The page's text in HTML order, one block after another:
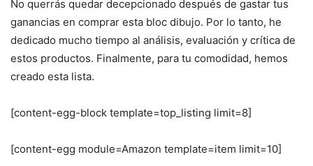
No querrás quedar decepcionado después de gastar tus
ganancias en comprar esta bloc dibujo. Por lo tanto, he
dedicado mucho tiempo al análisis, evaluación y crítica de
estos productos. Finalmente, para tu comodidad, hemos
creado esta lista.
[content-egg-block template=top_listing limit=8]
[content-egg module=Amazon template=item limit=10]